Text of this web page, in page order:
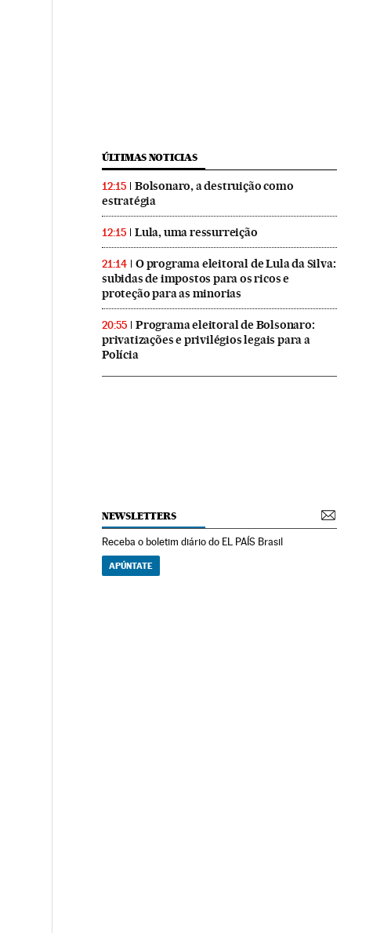
ÚLTIMAS NOTICIAS
12:15
Bolsonaro, a destruição como
estratégia
12:15 Lula, uma ressurreição
21:14
O programa eleitoral de Lula da Silva:
subidas de impostos para os ricos e
proteção para as minorias
20:55
Programa eleitoral de Bolsonaro:
privatizações e privilégios legais para a
Polícia
NEWSLETTERS
Receba o boletim diário do EL PAÍS Brasil
APÚNTATE